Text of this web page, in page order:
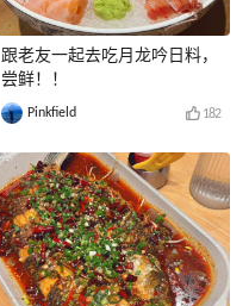
跟老友一起去吃月龙吟日料，
尝鲜！！
Pinkfield 182